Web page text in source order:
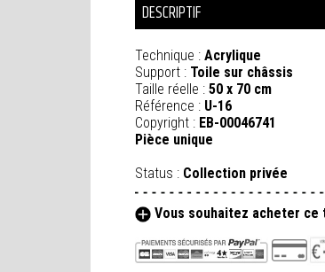
DESCRIPTIF
Technique : Acrylique
Support : Toile sur châssis
Taille réelle : 50 x 70 cm
Référence : U-16
Copyright : EB-00046741
Pièce unique
Status : Collection privée
Vous souhaitez acheter ce